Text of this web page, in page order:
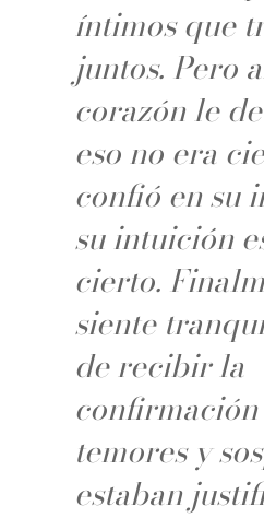
íntimos que
juntos. Pero
corazón le
eso no era
confió en su
su intuición
cierto.
siente
de recibir la
confirmación
temores y
estaban